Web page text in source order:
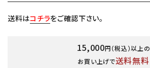
送料はコチラをご確認下さい。
15,000円（税込）以上の
お買い上げで送料無料